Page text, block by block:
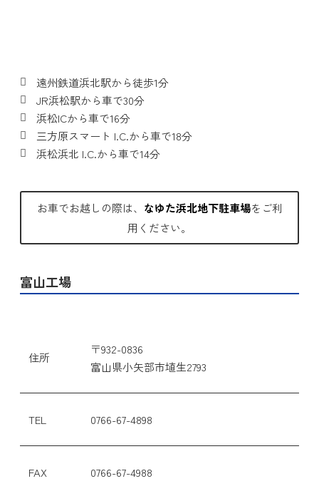
遠州鉄道浜北駅から徒歩1分
JR浜松駅から車で30分
浜松ICから車で16分
三方原スマート I.C.から車で18分
浜松浜北 I.C.から車で14分
お車でお越しの際は、 なゆた浜北地下駐車場をご利
用ください。
富山工場
住所
〒932-0836
富山県小矢部市埴生2793
TEL 0766-67-4898
FAX 0766-67-4988